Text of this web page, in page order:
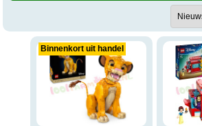
Binnenkort uit handel